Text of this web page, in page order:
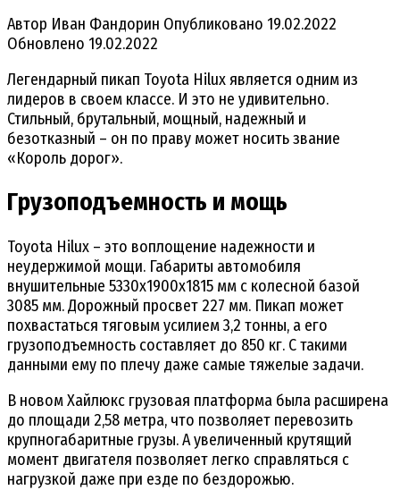
Автор Иван Фандорин Опубликовано 19.02.2022
Обновлено 19.02.2022
Легендарный пикап Toyota Hilux является одним из
лидеров в своем классе. И это не удивительно.
Стильный, брутальный, мощный, надежный и
безотказный – он по праву может носить звание
«Король дорог».
Грузоподъемность и мощь
Toyota Hilux – это воплощение надежности и
неудержимой мощи. Габариты автомобиля
внушительные 5330х1900х1815 мм с колесной базой
3085 мм. Дорожный просвет 227 мм. Пикап может
похвастаться тяговым усилием 3,2 тонны, а его
грузоподъемность составляет до 850 кг. С такими
данными ему по плечу даже самые тяжелые задачи.
В новом Хайлюкс грузовая платформа была расширена
до площади 2,58 метра, что позволяет перевозить
крупногабаритные грузы. А увеличенный крутящий
момент двигателя позволяет легко справляться с
нагрузкой даже при езде по бездорожью.